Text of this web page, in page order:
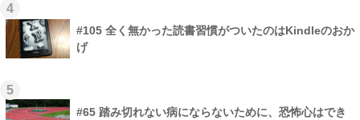
4
#105 全く無かった読書習慣がついたのはKindleのおか
げ
5
#65 踏み切れない病にならないために、恐怖心はでき